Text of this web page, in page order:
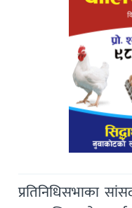
प्रतिनिधिसभाका